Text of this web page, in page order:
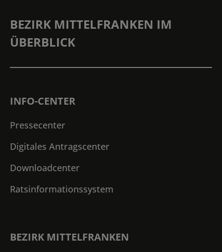
BEZIRK MITTELFRANKEN IM
ÜBERBLICK
INFO-CENTER
Pressecenter
Digitales Antragscenter
Downloadcenter
Ratsinformationssystem
BEZIRK MITTELFRANKEN